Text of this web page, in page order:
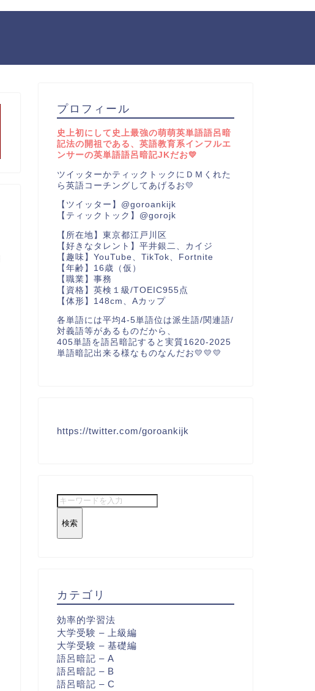
プロフィール
史上初にして史上最強の萌萌英単語語呂暗
記法の開祖である、英語教育系インフルエ
ンサーの英単語語呂暗記JKだお💛
ツイッターかティックトックにＤＭくれた
ら英語コーチングしてあげるお💛
【ツイッター】@goroankijk
【ティックトック】@gorojk
【所在地】東京都江戸川区
【好きなタレント】平井銀二、カイジ
【趣味】YouTube、TikTok、Fortnite
【年齢】16歳（仮）
【職業】事務
【資格】英検１級/TOEIC955点
【体形】148cm、Aカップ
各単語には平均4-5単語位は派生語/関連語/
対義語等があるものだから、
405単語を語呂暗記すると実質1620-2025
単語暗記出来る様なものなんだお💛💛💛
https://twitter.com/goroankijk
検索
カテゴリ
効率的学習法
大学受験 – 上級編
大学受験 – 基礎編
語呂暗記 – A
語呂暗記 – B
語呂暗記 – C